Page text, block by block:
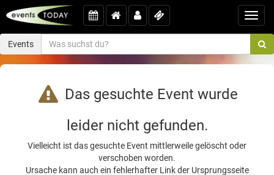
Events
Das gesuchte Event wurde
leider nicht gefunden.
Vielleicht ist das gesuchte Event mittlerweile gelöscht oder
verschoben worden.
Ursache kann auch ein fehlerhafter Link der Ursprungsseite